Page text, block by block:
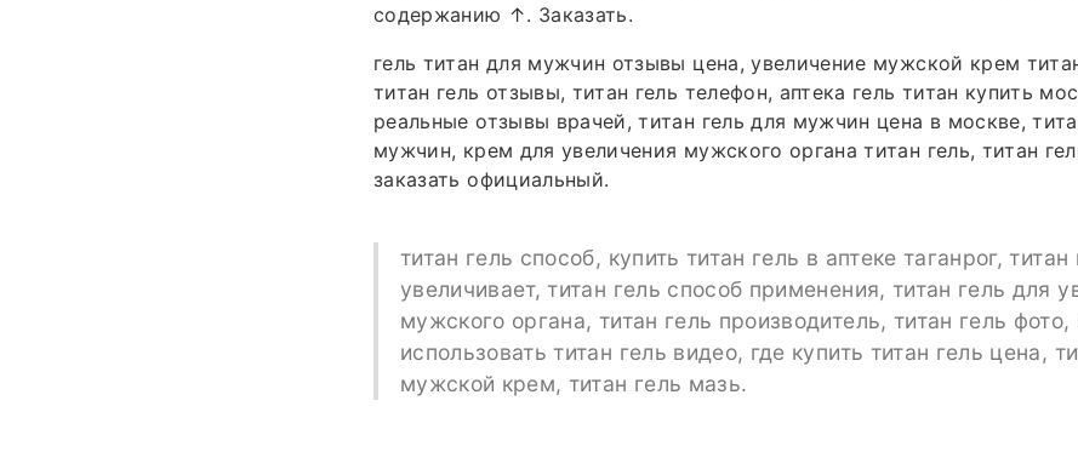
содержанию ↑. Заказать.
гель титан для мужчин отзывы цена, увеличение мужской крем
титан гель отзывы, титан гель телефон, аптека гель титан купить
реальные отзывы врачей, титан гель для мужчин цена в москве,
мужчин, крем для увеличения мужского органа титан гель, титан
заказать официальный.
титан гель способ, купить титан гель в аптеке таганрог, титан
увеличивает, титан гель способ применения, титан гель для
мужского органа, титан гель производитель, титан гель фото,
использовать титан гель видео, где купить титан гель цена,
мужской крем, титан гель мазь.